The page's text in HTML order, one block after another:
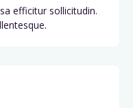
efficitur sollicitudin.